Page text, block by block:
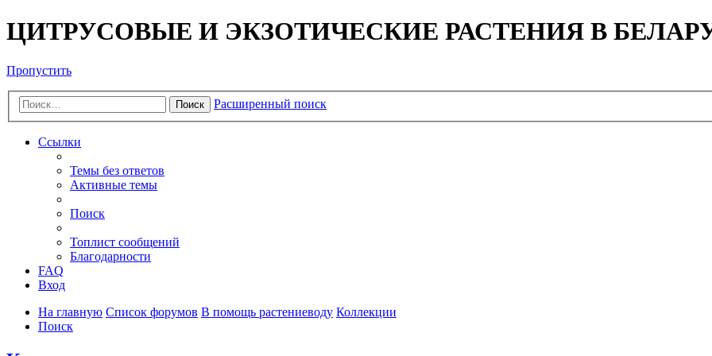
ЦИТРУСОВЫЕ И ЭКЗОТИЧЕСКИЕ РАСТЕНИЯ В
Пропустить
Поиск Расширенный поиск
Ссылки
Темы без ответов
Активные темы
Поиск
Топлист сообщений
Благодарности
FAQ
Вход
На главную Список форумов В помощь растениеводу Коллекции
Поиск